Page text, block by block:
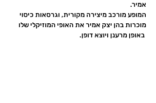
אמיר.
המופע מורכב מיצירה מקורית, וגרסאות כיסוי
מוכרות בהן יצק אמיר את האופי המוזיקלי שלו
באופן מרענן ויוצא דופן.